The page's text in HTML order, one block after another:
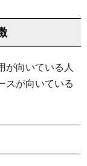
が向いている人
スが向いている